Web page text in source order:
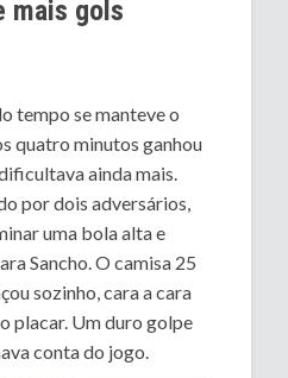
mais gols
tempo se manteve o
quatro minutos ganhou
ainda mais.
por dois adversários,
uma bola alta e
Sancho. O camisa 25
sozinho, cara a cara
placar. Um duro golpe
conta do jogo.